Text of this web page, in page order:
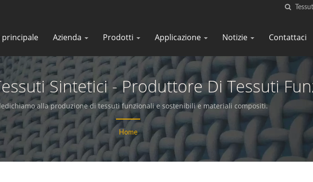
principale Azienda Prodotti Applicazione Notizie Contattaci
Sintetici - Produttore Di Tessuti
alla produzione di tessuti funzionali e sostenibili e materiali compositi.
Home